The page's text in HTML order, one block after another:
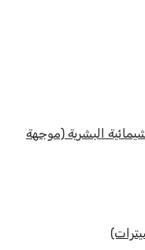
البشرية (موجهة